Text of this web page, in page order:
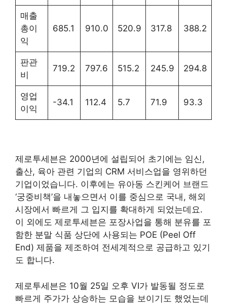
매출
총이
익
685.1 910.0 520.9 317.8 388.2
판관
비
719.2 797.6 515.2 245.9 294.8
영업
이익
-34.1 112.4 5.7 71.9 93.3
제로투세븐은 2000년에 설립되어 초기에는 임신,
출산, 육아 관련 기업의 CRM 서비스업을 영위하던
기업이었습니다. 이후에는 유아동 스킨케어 브랜드
‘궁중비책’을 내놓으면서 이를 중심으로 국내, 해외
시장에서 빠르게 그 입지를 확대하게 되었는데요.
이 외에도 제로투세븐은 포장사업을 통해 분유를 포
함한 분말 식품 상단에 사용되는 POE (Peel Off
End) 제품을 제조하여 전세계적으로 공급하고 있기
도 합니다.
제로투세븐은 10월 25일 오후 VI가 발동될 정도로
빠르게 주가가 상승하는 모습을 보이기도 했었는데